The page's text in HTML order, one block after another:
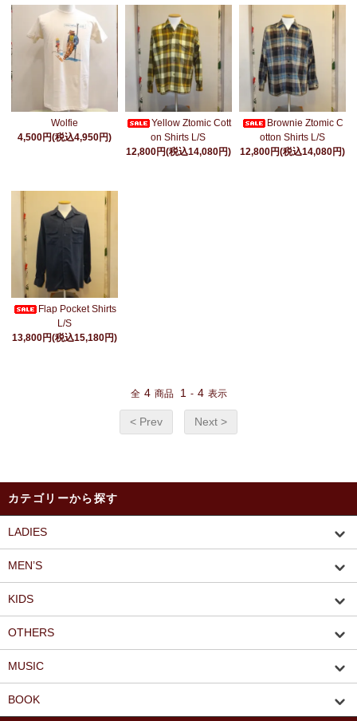
Wolfie
4,500円(税込4,950円)
Yellow Ztomic Cott
on Shirts L/S
12,800円(税込14,080円)
Brownie Ztomic C
otton Shirts L/S
12,800円(税込14,080円)
Flap Pocket Shirts
L/S
13,800円(税込15,180円)
全 4 商品 1 - 4 表示
< Prev Next >
カテゴリーから探す
LADIES
MEN’S
KIDS
OTHERS
MUSIC
BOOK